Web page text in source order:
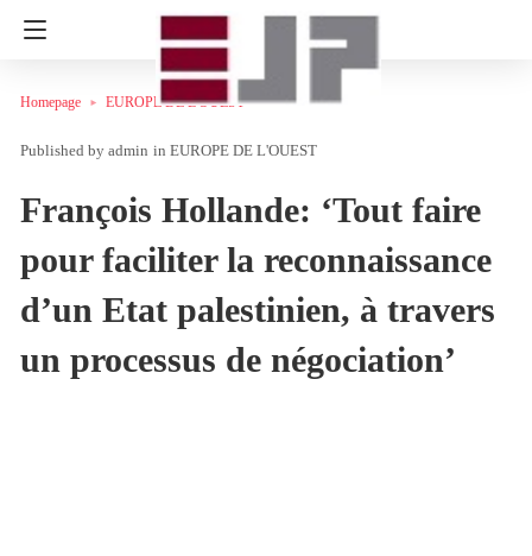
Homepage EUROPE DE L'OUEST
admin in EUROPE DE L'OUEST
François Hollande: ‘Tout faire
pour faciliter la reconnaissance
d’un Etat palestinien, à travers
un processus de négociation’